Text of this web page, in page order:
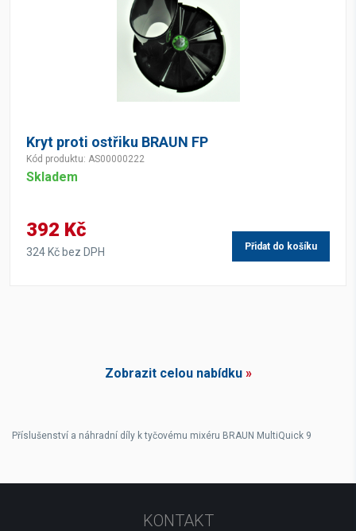
Kryt proti ostřiku BRAUN FP
Kód produktu: AS00000222
Skladem
392 Kč
324 Kč bez DPH Přidat do košíku
Zobrazit celou nabídku»
Příslušenství a náhradní díly k tyčovému mixéru BRAUN MultiQuick 9
KONTAKT